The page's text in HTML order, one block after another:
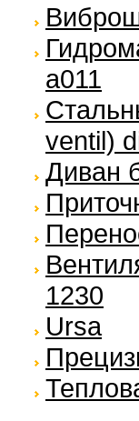
a011
ventil)
Диван
1230
Ursa